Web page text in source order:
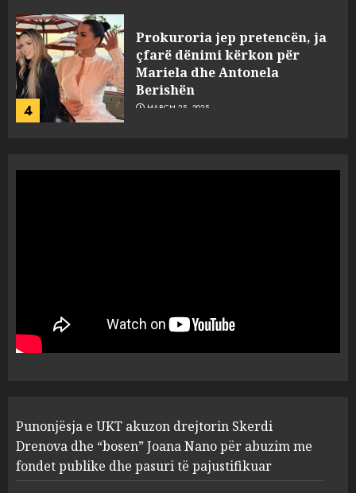
4
Prokuroria jep pretencën, ja
çfarë dënimi kërkon për
Mariela dhe Antonela
Berishën
MARCH 25, 2025
1
“bosen” Joana Nano për
abuzim me fondet publike dhe
pasuri të pajustifikuar
2
Apolonia- Gramshi, nis
procedim penal për Koço
Kokëdhimën (VIDEO)
MARCH 27, 2025
Punonjësja e UKT akuzon drejtorin Skerdi
Drenova dhe “bosen” Joana Nano për abuzim me
fondet publike dhe pasuri të pajustifikuar